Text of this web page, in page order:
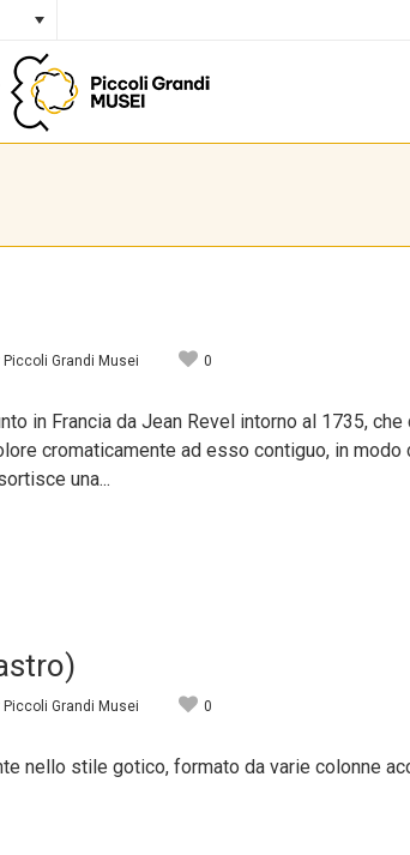
Piccoli Grandi Musei 0
in Francia da Jean Revel intorno al 1735,
cromaticamente ad esso contiguo, in
una...
Piccoli Grandi Musei 0
nello stile gotico, formato da varie colonne